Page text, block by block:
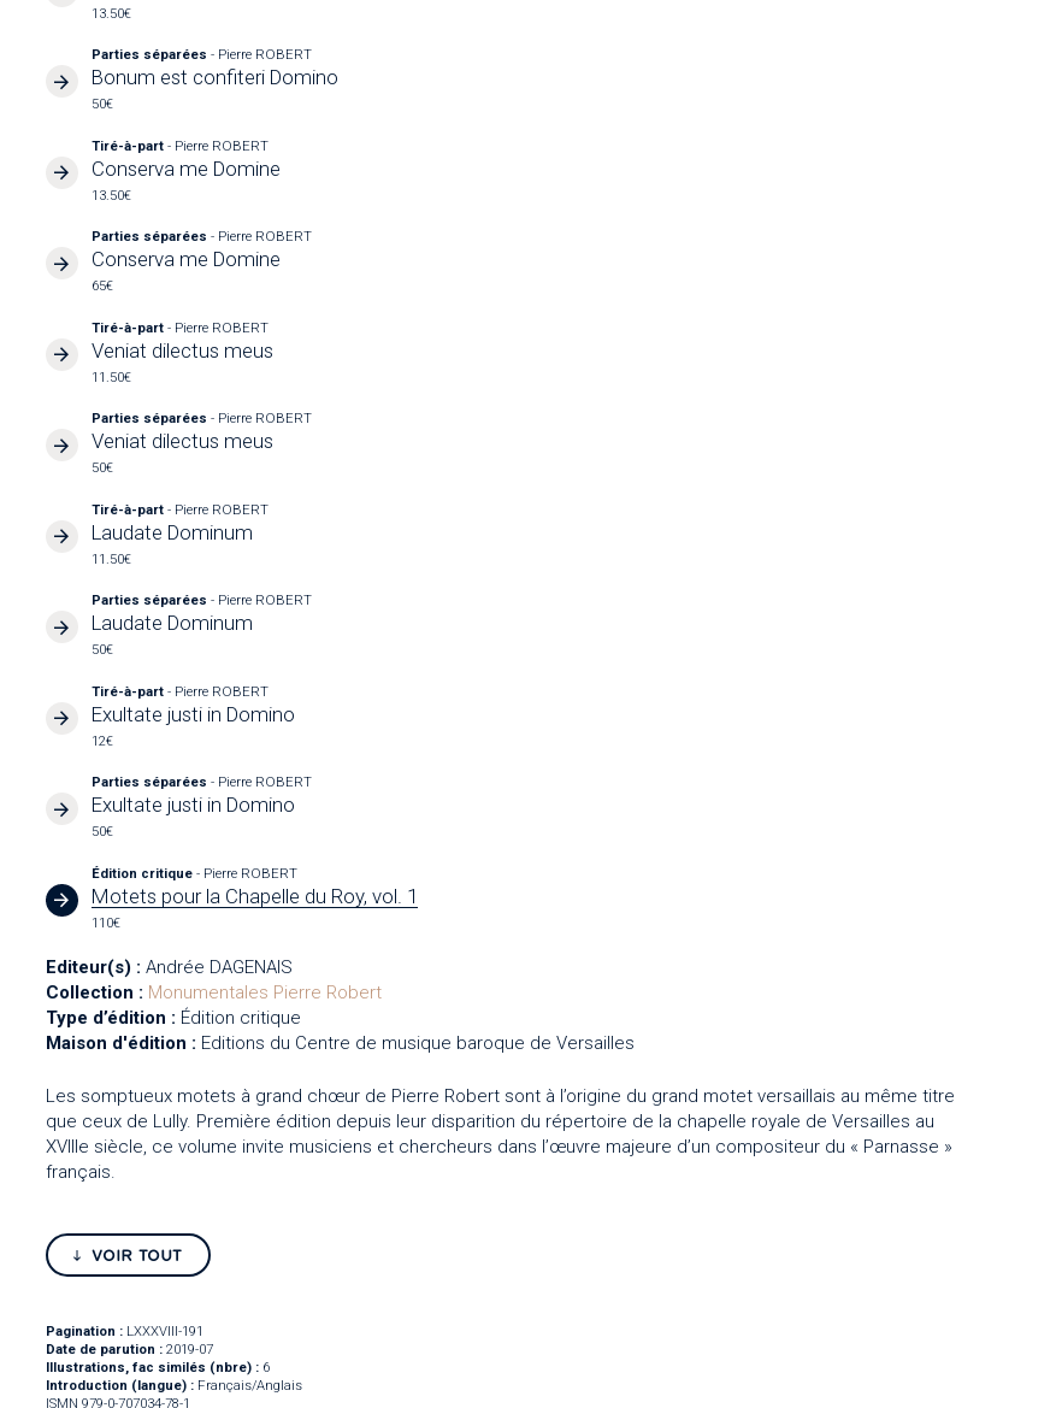
13.50€
Parties séparées- Pierre ROBERT
Bonum est confiteri Domino
50€
Tiré-à-part- Pierre ROBERT
Conserva me Domine
13.50€
Parties séparées- Pierre ROBERT
Conserva me Domine
65€
Tiré-à-part- Pierre ROBERT
Veniat dilectus meus
11.50€
Parties séparées- Pierre ROBERT
Veniat dilectus meus
50€
Tiré-à-part- Pierre ROBERT
Laudate Dominum
11.50€
Parties séparées- Pierre ROBERT
Laudate Dominum
50€
Tiré-à-part- Pierre ROBERT
Exultate justi in Domino
12€
Parties séparées- Pierre ROBERT
Exultate justi in Domino
50€
Édition critique- Pierre ROBERT
Motets pour la Chapelle du Roy, vol. 1
110€
Editeur(s) : Andrée DAGENAIS
Collection : Monumentales Pierre Robert
Type d’édition : Édition critique
Maison d'édition : Editions du Centre de musique baroque de Versailles
Les somptueux motets à grand chœur de Pierre Robert sont à l’origine du grand motet versaillais au même titre
que ceux de Lully. Première édition depuis leur disparition du répertoire de la chapelle royale de Versailles au
XVIIIe siècle, ce volume invite musiciens et chercheurs dans l’œuvre majeure d’un compositeur du « Parnasse »
français.
VOIR TOUT
Pagination : LXXXVIII-191
Date de parution : 2019-07
Illustrations, fac similés (nbre) : 6
Introduction (langue) : Français/Anglais
ISMN 979-0-707034-78-1